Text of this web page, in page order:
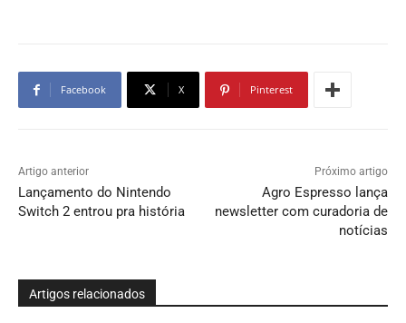
Facebook X Pinterest
Artigo anterior
Lançamento do Nintendo
Switch 2 entrou pra história
Próximo artigo
Agro Espresso lança
newsletter com curadoria de
notícias
Artigos relacionados